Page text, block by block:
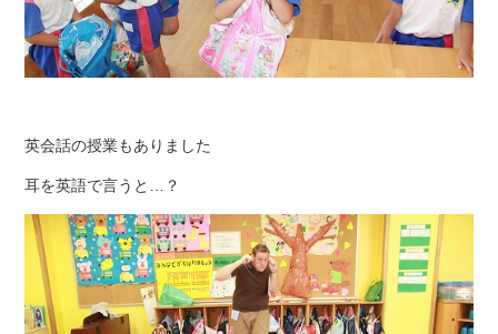
英会話の授業もありました
耳を英語で言うと…？